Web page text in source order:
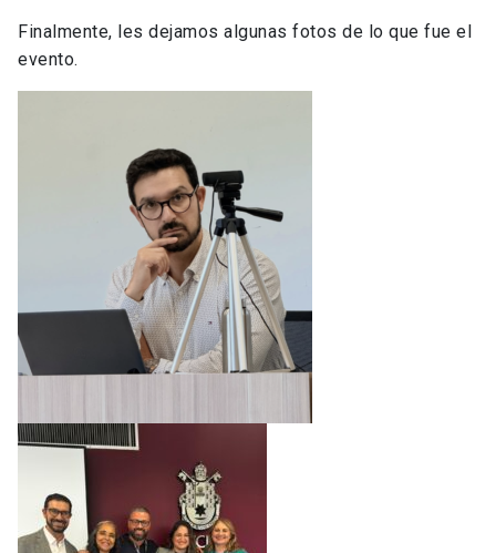
Finalmente, les dejamos algunas fotos de lo que fue el
evento.